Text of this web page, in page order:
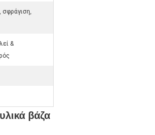
σφράγιση,
&
βάζα